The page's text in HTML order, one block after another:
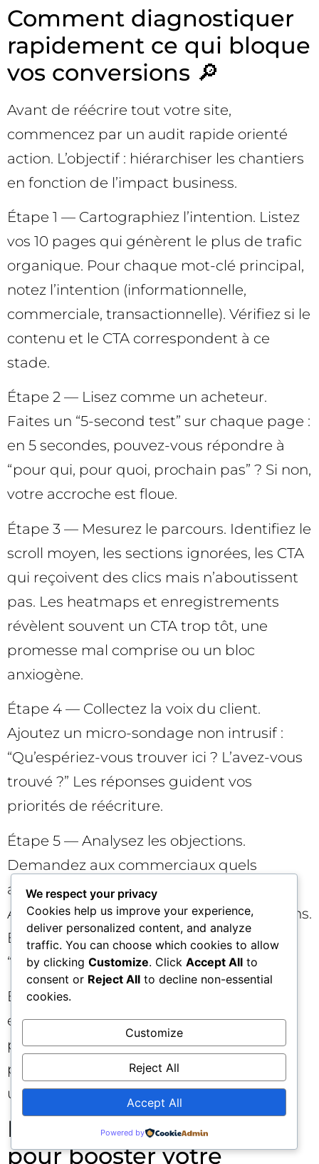
Comment diagnostiquer
rapidement ce qui bloque
vos conversions 🔎
Avant de réécrire tout votre site,
commencez par un audit rapide orienté
action. L’objectif : hiérarchiser les chantiers
en fonction de l’impact business.
Étape 1 — Cartographiez l’intention. Listez
vos 10 pages qui génèrent le plus de trafic
organique. Pour chaque mot-clé principal,
notez l’intention (informationnelle,
commerciale, transactionnelle). Vérifiez si le
contenu et le CTA correspondent à ce
stade.
Étape 2 — Lisez comme un acheteur.
Faites un “5-second test” sur chaque page :
en 5 secondes, pouvez-vous répondre à
“pour qui, pour quoi, prochain pas” ? Si non,
votre accroche est floue.
Étape 3 — Mesurez le parcours. Identifiez le
scroll moyen, les sections ignorées, les CTA
qui reçoivent des clics mais n’aboutissent
pas. Les heatmaps et enregistrements
révèlent souvent un CTA trop tôt, une
promesse mal comprise ou un bloc
anxiogène.
Étape 4 — Collectez la voix du client.
Ajoutez un micro-sondage non intrusif :
“Qu’espériez-vous trouver ici ? L’avez-vous
trouvé ?” Les réponses guident vos
priorités de réécriture.
Étape 5 — Analysez les objections.
Demandez aux commerciaux quels
arguments gagnent ou perdent la vente.
Alignez vos contenus sur ces conversations.
En B2B, les meilleures pages sont des
“scripts commerciaux” scalables.
Étape 6 — Priorisez 3 quick wins. Par
exemple : clarifier l’accroche, ajouter 2
preuves sociales chiffrées, réécrire 1 CTA
principal avec une promesse explicite et
une réduction de risque.
Plan d’action en 14 jours
pour booster votre
We respect your privacy
Cookies help us improve your experience,
deliver personalized content, and analyze
traffic. You can choose which cookies to allow
by clicking Customize. Click Accept All to
consent or Reject All to decline non-essential
cookies.
Customize
Reject All
Accept All
Powered by